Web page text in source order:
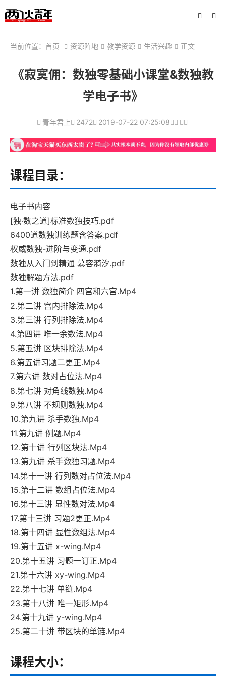
当前位置： 首页 资源阵地 教学资源 生活兴趣 正文
《寂寞佣：数独零基础小课堂&数独教
学电子书》
青年君上 2472 2019-07-22 07:25:08
课程目录：
电子书内容
[独·数之道]标准数独技巧.pdf
6400道数独训练题含答案.pdf
权威数独-进阶与变通.pdf
数独从入门到精通 慕容漪汐.pdf
数独解题方法.pdf
1.第一讲 数独简介 四宫和六宫.Mp4
2.第二讲 宫内排除法.Mp4
3.第三讲 行列排除法.Mp4
4.第四讲 唯一余数法.Mp4
5.第五讲 区块排除法.Mp4
6.第五讲习题二更正.Mp4
7.第六讲 数对占位法.Mp4
8.第七讲 对角线数独.Mp4
9.第八讲 不规则数独.Mp4
10.第九讲 杀手数独.Mp4
11.第九讲 例题.Mp4
12.第十讲 行列区块法.Mp4
13.第九讲 杀手数独习题.Mp4
14.第十一讲 行列数对占位法.Mp4
15.第十二讲 数组占位法.Mp4
16.第十三讲 显性数对法.Mp4
17.第十三讲 习题2更正.Mp4
18.第十四讲 显性数组法.Mp4
19.第十五讲 x-wing.Mp4
20.第十五讲 习题一订正.Mp4
21.第十六讲 xy-wing.Mp4
22.第十七讲 单链.Mp4
23.第十八讲 唯一矩形.Mp4
24.第十九讲 y-wing.Mp4
25.第二十讲 带区块的单链.Mp4
课程大小：